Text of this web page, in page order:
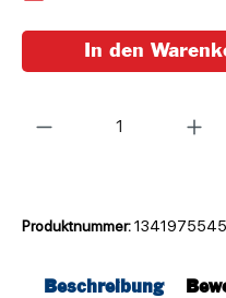
In den
Produktnummer:
Beschreibung